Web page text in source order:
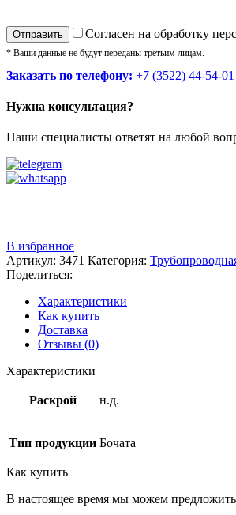
Cогласен на обработку
* Ваши данные не будут переданы третьим лицам.
Заказать по телефону: +7 (3522) 44-54-01
Нужна консультация?
Наши специалисты ответят на любой
В избранное
Артикул: 3471 Категория:
Поделиться:
Характеристики
Как купить
Доставка
Отзывы (0)
Характеристики
Раскрой н.д.
Тип продукции Бочата
Как купить
В настоящее время мы можем